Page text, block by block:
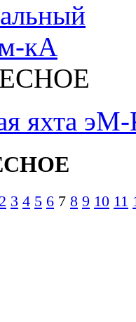
яхта
2 3 4 5 6 7 8 9 10 11